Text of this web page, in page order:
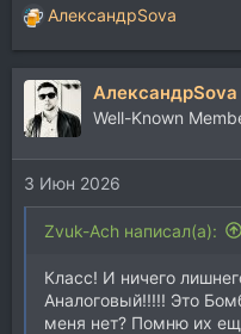
Р
е
а
ц
и
и
:
АлександрSova
АлександрSova
Well-Known
3 Июн 2026
Zvuk-Ach написал(а):
Класс! И ничего
Аналоговый!!!!! Это
меня нет? Помню их